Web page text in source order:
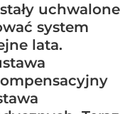
uchwalone
system
lata.